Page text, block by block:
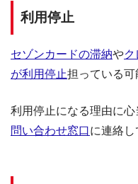
利用停止
セゾンカードの滞納やク
が利用停止担っている可
利用停止になる理由に
問い合わせ窓口に連絡し